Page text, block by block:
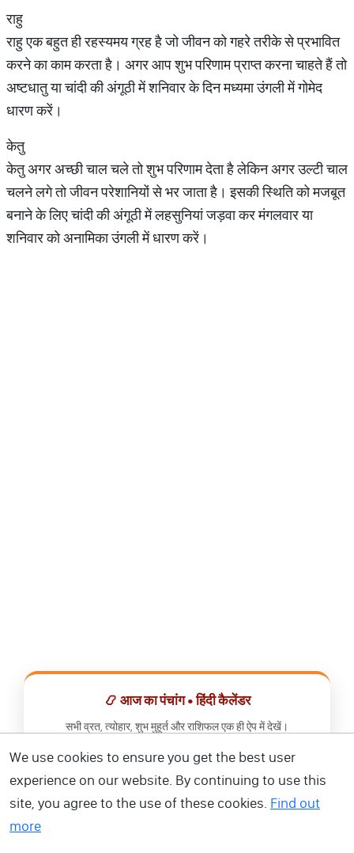
राहु
राहु एक बहुत ही रहस्यमय ग्रह है जो जीवन को गहरे तरीके से प्रभावित
करने का काम करता है। अगर आप शुभ परिणाम प्राप्त करना चाहते हैं तो
अष्टधातु या चांदी की अंगूठी में शनिवार के दिन मध्यमा उंगली में गोमेद
धारण करें।
केतु
केतु अगर अच्छी चाल चले तो शुभ परिणाम देता है लेकिन अगर उल्टी चाल
चलने लगे तो जीवन परेशानियों से भर जाता है। इसकी स्थिति को मजबूत
बनाने के लिए चांदी की अंगूठी में लहसुनियां जड़वा कर मंगलवार या
शनिवार को अनामिका उंगली में धारण करें।
📿 आज का पंचांग • हिंदी कैलेंडर
सभी व्रत, त्योहार, शुभ मुहूर्त और राशिफल एक ही ऐप में देखें।
📅 हिंदी कैलेंडर ऐप डाउनलोड करें
We use cookies to ensure you get the best user
experience on our website. By continuing to use this
site, you agree to the use of these cookies. Find out
more